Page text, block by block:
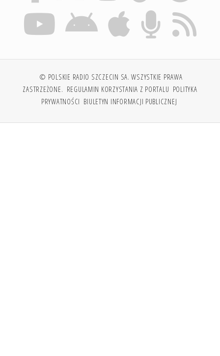
© POLSKIE RADIO SZCZECIN SA. WSZYSTKIE PRAWA
ZASTRZEŻONE. REGULAMIN KORZYSTANIA Z PORTALU POLITYKA
PRYWATNOŚCI BIULETYN INFORMACJI PUBLICZNEJ